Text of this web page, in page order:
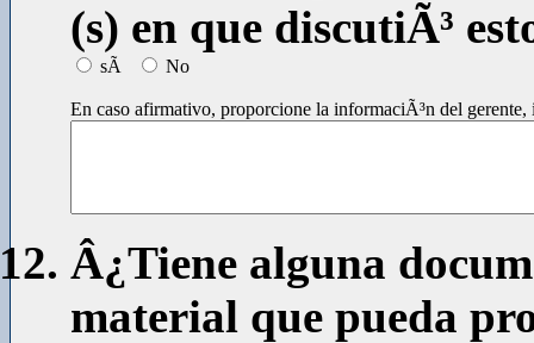
(s) en que discutiÃ³
sÃ­ No
En caso afirmativo, proporcione la informaciÃ³n del
Â¿Tiene alguna
material que pueda